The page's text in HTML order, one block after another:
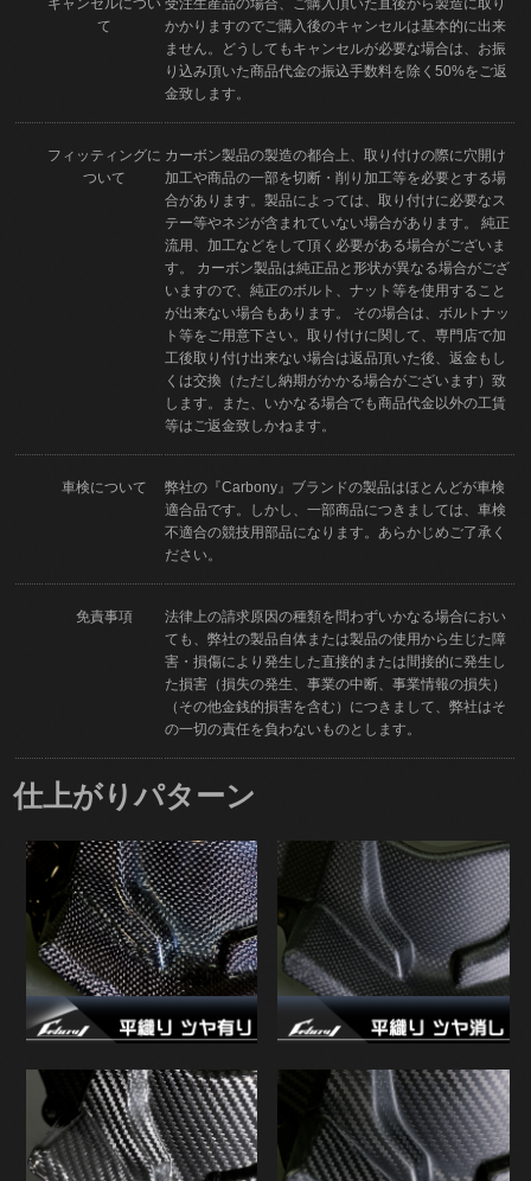
て
かかりますのでご購入後のキャンセルは基本的に出来
ません。どうしてもキャンセルが必要な場合は、お振
り込み頂いた商品代金の振込手数料を除く50%をご返
金致します。
フィッティングに
ついて
カーボン製品の製造の都合上、取り付けの際に穴開け
加工や商品の一部を切断・削り加工等を必要とする場
合があります。製品によっては、取り付けに必要なス
テー等やネジが含まれていない場合があります。 純正
流用、加工などをして頂く必要がある場合がございま
す。 カーボン製品は純正品と形状が異なる場合がござ
いますので、純正のボルト、ナット等を使用すること
が出来ない場合もあります。 その場合は、ボルトナッ
ト等をご用意下さい。取り付けに関して、専門店で加
工後取り付け出来ない場合は返品頂いた後、返金もし
くは交換（ただし納期がかかる場合がございます）致
します。また、いかなる場合でも商品代金以外の工賃
等はご返金致しかねます。
車検について
弊社の『Carbony』ブランドの製品はほとんどが車検
適合品です。しかし、一部商品につきましては、車検
不適合の競技用部品になります。あらかじめご了承く
ださい。
免責事項
法律上の請求原因の種類を問わずいかなる場合におい
ても、弊社の製品自体または製品の使用から生じた障
害・損傷により発生した直接的または間接的に発生し
た損害（損失の発生、事業の中断、事業情報の損失）
（その他金銭的損害を含む）につきまして、弊社はそ
の一切の責任を負わないものとします。
仕上がりパターン